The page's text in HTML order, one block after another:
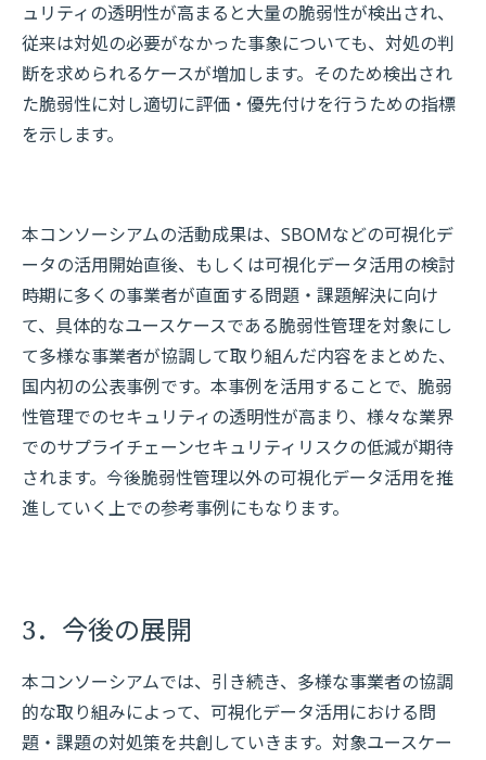
ュリティの透明性が高まると大量の脆弱性が検出され、
従来は対処の必要がなかった事象についても、対処の判
断を求められるケースが増加します。そのため検出され
た脆弱性に対し適切に評価・優先付けを行うための指標
を示します。
本コンソーシアムの活動成果は、SBOMなどの可視化デ
ータの活用開始直後、もしくは可視化データ活用の検討
時期に多くの事業者が直面する問題・課題解決に向け
て、具体的なユースケースである脆弱性管理を対象にし
て多様な事業者が協調して取り組んだ内容をまとめた、
国内初の公表事例です。本事例を活用することで、脆弱
性管理でのセキュリティの透明性が高まり、様々な業界
でのサプライチェーンセキュリティリスクの低減が期待
されます。今後脆弱性管理以外の可視化データ活用を推
進していく上での参考事例にもなります。
3．今後の展開
本コンソーシアムでは、引き続き、多様な事業者の協調
的な取り組みによって、可視化データ活用における問
題・課題の対処策を共創していきます。対象ユースケー